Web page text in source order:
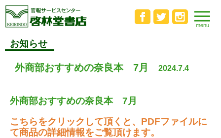
お知らせ
外商部おすすめの奈良本 7月 2024.7.4
外商部おすすめの奈良本 7月
こちらをクリックして頂くと、PDFファイルに
て商品の詳細情報をご覧頂けます。